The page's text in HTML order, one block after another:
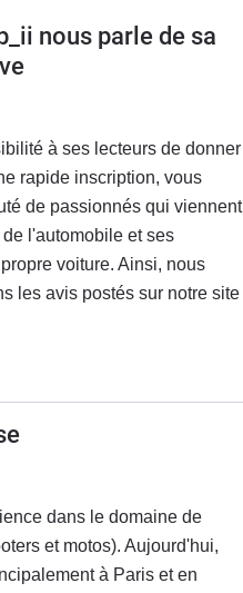
nous parle de sa
à ses lecteurs de donner
rapide inscription, vous
de passionnés qui viennent
l'automobile et ses
voiture. Ainsi, nous
les avis postés sur notre site
dans le domaine de
et motos). Aujourd'hui,
à Paris et en